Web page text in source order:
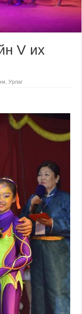
V их
,Урлаг